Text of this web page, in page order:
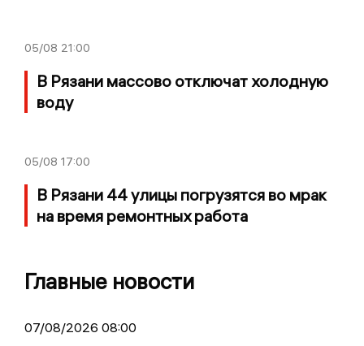
05/08 21:00
В Рязани массово отключат холодную
воду
05/08 17:00
В Рязани 44 улицы погрузятся во мрак
на время ремонтных работа
Главные новости
07/08/2026 08:00